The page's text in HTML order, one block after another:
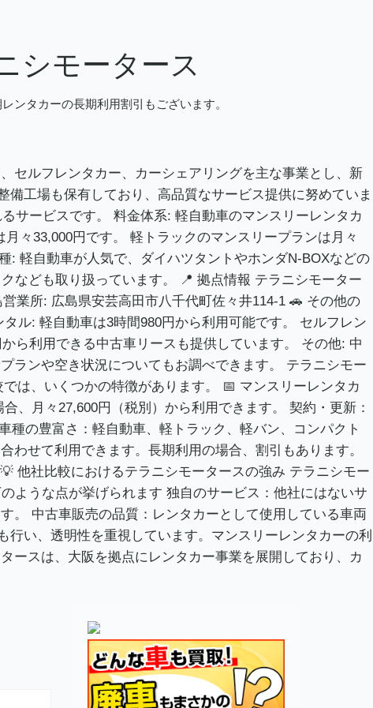
シモータース
ンタカーの長期利用割引もございます。
セルフレンタカー、カーシェアリングを主な事業とし、新
工場も保有しており、高品質なサービス提供に努めていま
サービスです。 料金体系: 軽自動車のマンスリーレンタカ
々33,000円です。 軽トラックのマンスリープランは月々
: 軽自動車が人気で、ダイハツタントやホンダN-BOXなどの
なども取り扱っています。 📍 拠点情報 テラニシモーター
業所: 広島県安芸高田市八千代町佐々井114-1 🚗 その他の
ル: 軽自動車は3時間980円から利用可能です。 セルフレン
ら利用できる中古車リースも提供しています。 その他: 中
ランや空き状況についてもお調べできます。 テラニシモー
は、いくつかの特徴があります。 📅 マンスリーレンタカ
、月々27,600円（税別）から利用できます。 契約・更新：
の豊富さ：軽自動車、軽トラック、軽バン、コンパクト
せて利用できます。長期利用の場合、割引もあります。
他社比較におけるテラニシモータースの強み テラニシモー
ような点が挙げられます 独自のサービス：他社にはないサ
。 中古車販売の品質：レンタカーとして使用している車両
い、透明性を重視しています。マンスリーレンタカーの利
ースは、大阪を拠点にレンタカー事業を展開しており、カ